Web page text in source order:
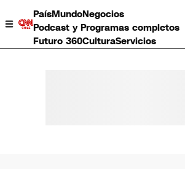
PaísMundoNegocios
Podcast y Programas completos
Futuro 360CulturaServicios